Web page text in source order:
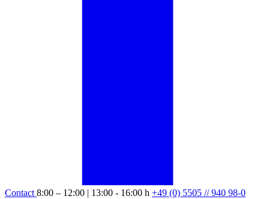
Contact 8:00 – 12:00 | 13:00 - 16:00 h +49 (0) 5505 // 940 98-0